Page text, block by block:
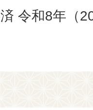
令和8年（